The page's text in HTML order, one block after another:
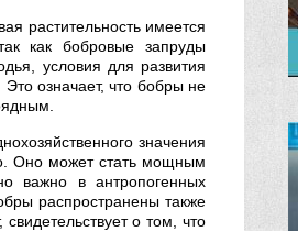
растительность имеется
как бобровые запруды
условия для развития
означает, что бобры не
значения
Оно может стать мощным
важно в антропогенных
распространены также
о том, что